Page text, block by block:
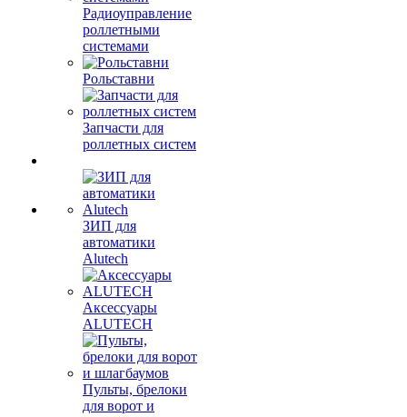
Радиоуправление
роллетными
системами
Рольставни
Запчасти для
роллетных систем
ЗИП для
автоматики
Alutech
Аксессуары
ALUTECH
Пульты, брелоки
для ворот и